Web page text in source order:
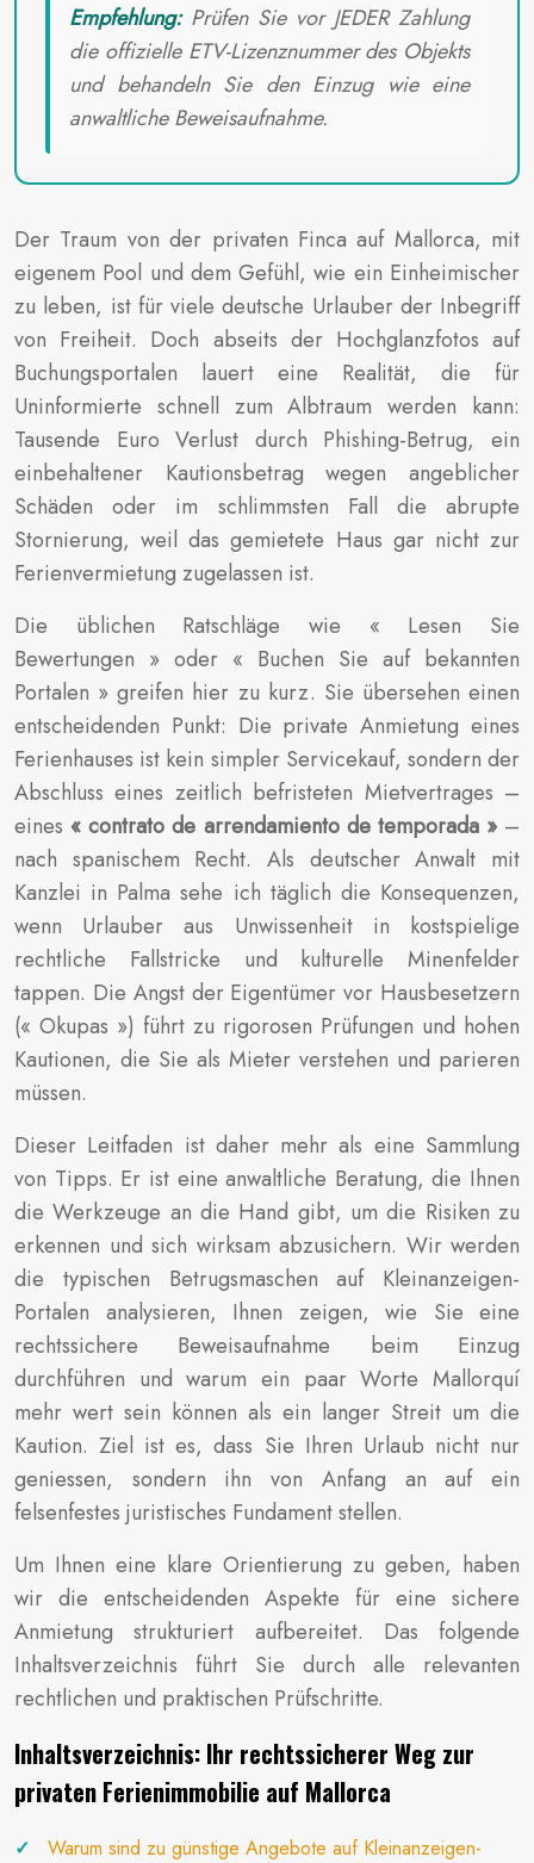
Empfehlung:Prüfen Sie vor JEDER Zahlung
die offizielle ETV-Lizenznummer des Objekts
und behandeln Sie den Einzug wie eine
anwaltliche Beweisaufnahme.
Der Traum von der privaten Finca auf Mallorca, mit
eigenem Pool und dem Gefühl, wie ein Einheimischer
zu leben, ist für viele deutsche Urlauber der Inbegriff
von Freiheit. Doch abseits der Hochglanzfotos auf
Buchungsportalen lauert eine Realität, die für
Uninformierte schnell zum Albtraum werden kann:
Tausende Euro Verlust durch Phishing-Betrug, ein
einbehaltener Kautionsbetrag wegen angeblicher
Schäden oder im schlimmsten Fall die abrupte
Stornierung, weil das gemietete Haus gar nicht zur
Ferienvermietung zugelassen ist.
Die üblichen Ratschläge wie « Lesen Sie
Bewertungen » oder « Buchen Sie auf bekannten
Portalen » greifen hier zu kurz. Sie übersehen einen
entscheidenden Punkt: Die private Anmietung eines
Ferienhauses ist kein simpler Servicekauf, sondern der
Abschluss eines zeitlich befristeten Mietvertrages –
eines« contrato de arrendamiento de temporada »–
nach spanischem Recht. Als deutscher Anwalt mit
Kanzlei in Palma sehe ich täglich die Konsequenzen,
wenn Urlauber aus Unwissenheit in kostspielige
rechtliche Fallstricke und kulturelle Minenfelder
tappen. Die Angst der Eigentümer vor Hausbesetzern
(« Okupas ») führt zu rigorosen Prüfungen und hohen
Kautionen, die Sie als Mieter verstehen und parieren
müssen.
Dieser Leitfaden ist daher mehr als eine Sammlung
von Tipps. Er ist eine anwaltliche Beratung, die Ihnen
die Werkzeuge an die Hand gibt, um die Risiken zu
erkennen und sich wirksam abzusichern. Wir werden
die typischen Betrugsmaschen auf Kleinanzeigen-
Portalen analysieren, Ihnen zeigen, wie Sie eine
rechtssichere Beweisaufnahme beim Einzug
durchführen und warum ein paar Worte Mallorquí
mehr wert sein können als ein langer Streit um die
Kaution. Ziel ist es, dass Sie Ihren Urlaub nicht nur
geniessen, sondern ihn von Anfang an auf ein
felsenfestes juristisches Fundament stellen.
Um Ihnen eine klare Orientierung zu geben, haben
wir die entscheidenden Aspekte für eine sichere
Anmietung strukturiert aufbereitet. Das folgende
Inhaltsverzeichnis führt Sie durch alle relevanten
rechtlichen und praktischen Prüfschritte.
Inhaltsverzeichnis: Ihr rechtssicherer Weg zur
privaten Ferienimmobilie auf Mallorca
Warum sind zu günstige Angebote auf Kleinanzeigen-